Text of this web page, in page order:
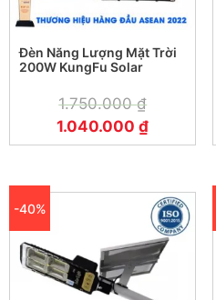
Đèn Năng Lượng Mặt Trời
200W KungFu Solar
1.750.000₫
1.040.000₫
-40%